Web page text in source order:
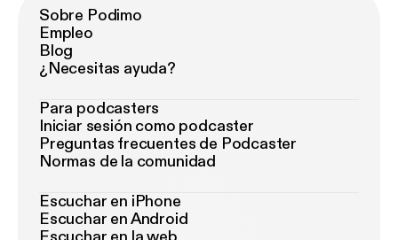
Sobre Podimo
Empleo
Blog
¿Necesitas ayuda?
Para podcasters
Iniciar sesión como podcaster
Preguntas frecuentes de Podcaster
Normas de la comunidad
Escuchar en iPhone
Escuchar en Android